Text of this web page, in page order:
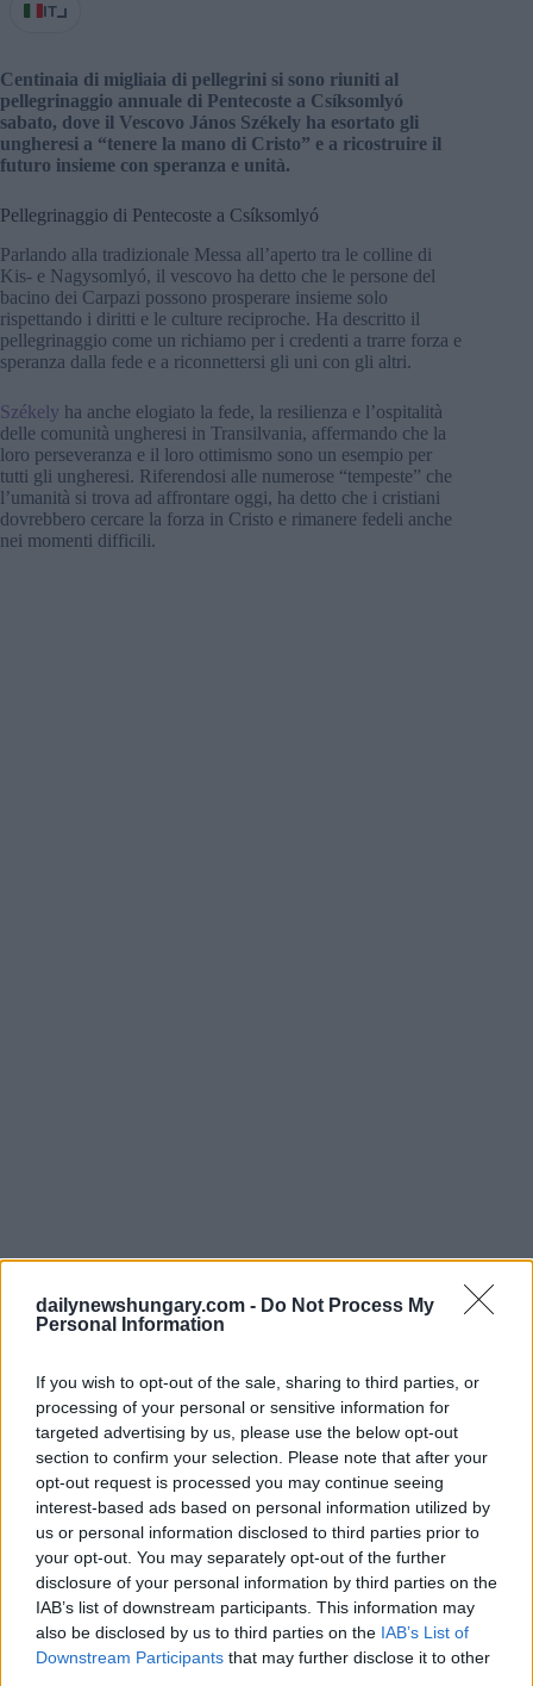
dailynewshungary.com - Do Not Process My
Personal Information
If you wish to opt-out of the sale, sharing to third parties, or
processing of your personal or sensitive information for
targeted advertising by us, please use the below opt-out
section to confirm your selection. Please note that after your
opt-out request is processed you may continue seeing
interest-based ads based on personal information utilized by
us or personal information disclosed to third parties prior to
your opt-out. You may separately opt-out of the further
disclosure of your personal information by third parties on the
IAB’s list of downstream participants. This information may
also be disclosed by us to third parties on the IAB’s List of
Downstream Participants that may further disclose it to other
IT
Centinaia di migliaia di pellegrini si sono riuniti al
pellegrinaggio annuale di Pentecoste a Csíksomlyó
sabato, dove il Vescovo János Székely ha esortato gli
ungheresi a “tenere la mano di Cristo” e a ricostruire il
futuro insieme con speranza e unità.
Pellegrinaggio di Pentecoste a Csíksomlyó
Parlando alla tradizionale Messa all’aperto tra le colline di
Kis- e Nagysomlyó, il vescovo ha detto che le persone del
bacino dei Carpazi possono prosperare insieme solo
rispettando i diritti e le culture reciproche. Ha descritto il
pellegrinaggio come un richiamo per i credenti a trarre forza e
speranza dalla fede e a riconnettersi gli uni con gli altri.
Székely ha anche elogiato la fede, la resilienza e l’ospitalità
delle comunità ungheresi in Transilvania, affermando che la
loro perseveranza e il loro ottimismo sono un esempio per
tutti gli ungheresi. Riferendosi alle numerose “tempeste” che
l’umanità si trova ad affrontare oggi, ha detto che i cristiani
dovrebbero cercare la forza in Cristo e rimanere fedeli anche
nei momenti difficili.
Il vescovo ha evidenziato gli esempi dell’ex vescovo
transilvano Áron Márton, di San Francesco d’Assisi e della
Vergine Maria, invitando i pellegrini a costruire un futuro
basato sulla fede, sull’amore e sulla solidarietà, piuttosto che
sull’odio.
I pellegrini sono arrivati da tutto il mondo, molti viaggiando a
piedi durante la notte e cantando gli inni della chiesa. Tra i